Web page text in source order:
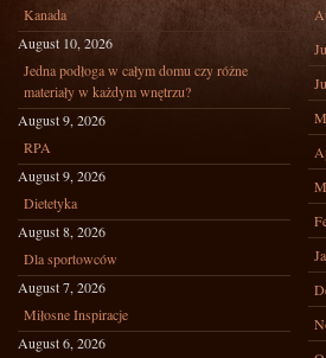
Kanada
August 10, 2026
Jedna podłoga w całym domu czy różne
materiały w każdym wnętrzu?
August 9, 2026
RPA
August 9, 2026
Dietetyka
August 8, 2026
Dla sportowców
August 7, 2026
Miłosne Inspiracje
August 6, 2026